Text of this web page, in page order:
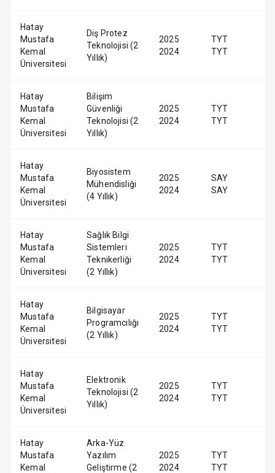
Hatay
Mustafa
Kemal
Üniversitesi
Diş Protez
Teknolojisi (2
Yıllık)
2025
2024
TYT
TYT
Hatay
Mustafa
Kemal
Üniversitesi
Bilişim
Güvenliği
Teknolojisi (2
Yıllık)
2025
2024
TYT
TYT
Hatay
Mustafa
Kemal
Üniversitesi
Biyosistem
Mühendisliği
(4 Yıllık)
2025
2024
SAY
SAY
Hatay
Mustafa
Kemal
Üniversitesi
Sağlık Bilgi
Sistemleri
Teknikerliği
(2 Yıllık)
2025
2024
TYT
TYT
Hatay
Mustafa
Kemal
Üniversitesi
Bilgisayar
Programcılığı
(2 Yıllık)
2025
2024
TYT
TYT
Hatay
Mustafa
Kemal
Üniversitesi
Elektronik
Teknolojisi (2
Yıllık)
2025
2024
TYT
TYT
Hatay
Mustafa
Kemal
Arka-Yüz
Yazılım
Geliştirme (2
2025
2024
TYT
TYT